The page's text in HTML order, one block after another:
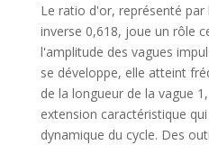
Le ratio d'or, représenté
inverse 0,618, joue un rôle
l'amplitude des vagues
se développe, elle atteint
de la longueur de la vague
extension caractéristique
dynamique du cycle. Des